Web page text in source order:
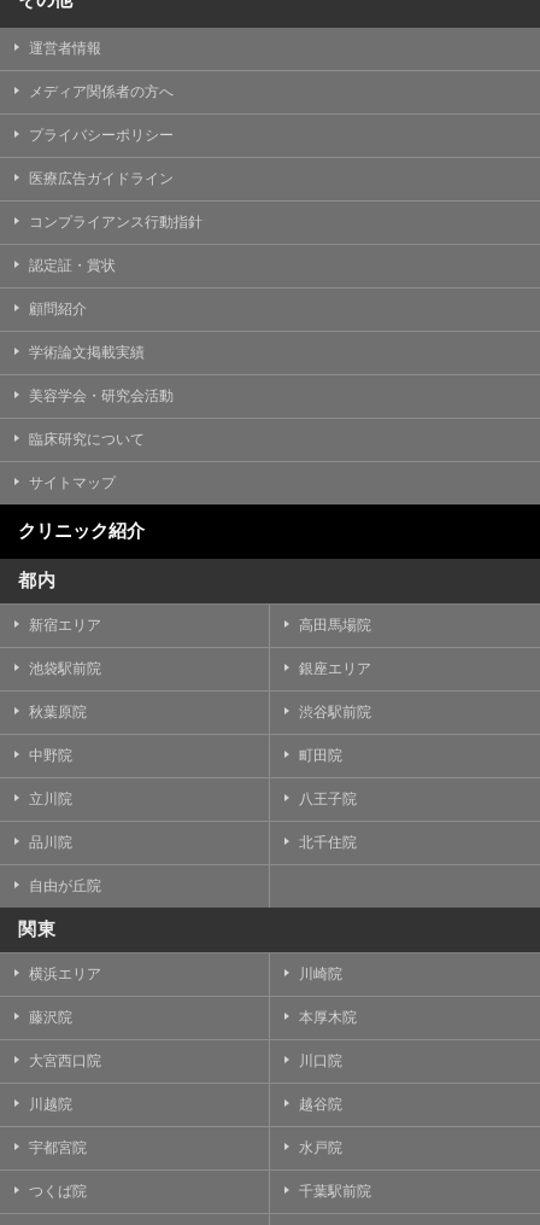
運営者情報
メディア関係者の方へ
プライバシーポリシー
医療広告ガイドライン
コンプライアンス行動指針
認定証・賞状
顧問紹介
学術論文掲載実績
美容学会・研究会活動
臨床研究について
サイトマップ
クリニック紹介
都内
新宿エリア 高田馬場院
池袋駅前院 銀座エリア
秋葉原院 渋谷駅前院
中野院 町田院
立川院 八王子院
品川院 北千住院
自由が丘院
関東
横浜エリア 川崎院
藤沢院 本厚木院
大宮西口院 川口院
川越院 越谷院
宇都宮院 水戸院
つくば院 千葉駅前院